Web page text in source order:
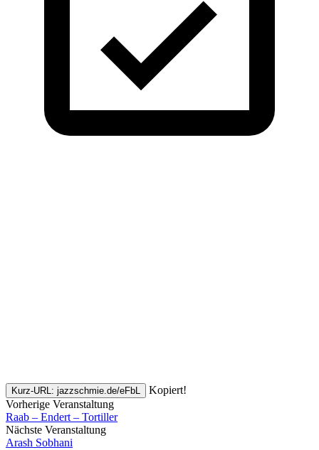
Kurz-URL: jazzschmie.de/eFbL
Kopiert!
Vorherige Veranstaltung
Raab – Endert – Tortiller
Nächste Veranstaltung
Arash Sobhani